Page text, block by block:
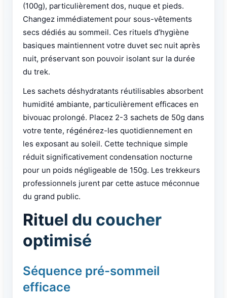
(100g), particulièrement dos, nuque et pieds.
Changez immédiatement pour sous-vêtements
secs dédiés au sommeil. Ces rituels d’hygiène
basiques maintiennent votre duvet sec nuit après
nuit, préservant son pouvoir isolant sur la durée
du trek.
Les sachets déshydratants réutilisables absorbent
humidité ambiante, particulièrement efficaces en
bivouac prolongé. Placez 2-3 sachets de 50g dans
votre tente, régénérez-les quotidiennement en
les exposant au soleil. Cette technique simple
réduit significativement condensation nocturne
pour un poids négligeable de 150g. Les trekkeurs
professionnels jurent par cette astuce méconnue
du grand public.
Rituel du coucher
optimisé
Séquence pré-sommeil
efficace